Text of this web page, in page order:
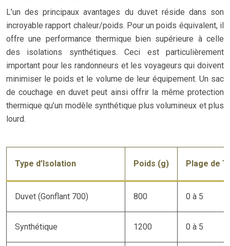
L’un des principaux avantages du duvet réside dans son
incroyable rapport chaleur/poids. Pour un poids équivalent, il
offre une performance thermique bien supérieure à celle
des isolations synthétiques. Ceci est particulièrement
important pour les randonneurs et les voyageurs qui doivent
minimiser le poids et le volume de leur équipement. Un sac
de couchage en duvet peut ainsi offrir la même protection
thermique qu’un modèle synthétique plus volumineux et plus
lourd.
Type d’Isolation Poids (g) Plage de
Duvet (Gonflant 700) 800 0 à 5
Synthétique 1200 0 à 5